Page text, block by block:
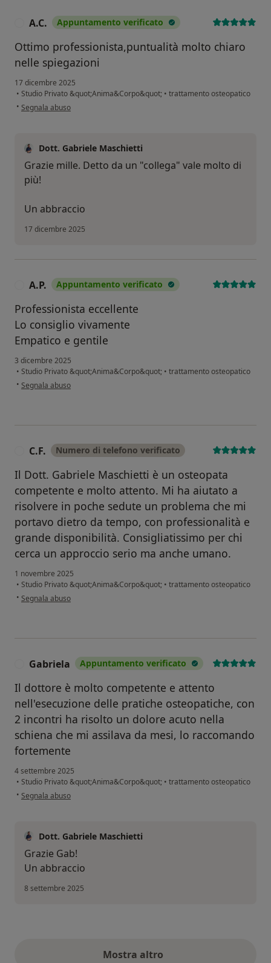
A.C. Appuntamento verificato
Ottimo professionista,puntualità molto chiaro
nelle spiegazioni
17 dicembre 2025
• Studio Privato &quot;Anima&Corpo&quot; • trattamento osteopatico
• secondo l'opinione dell'utente A.C.
Segnala abuso
Dott. Gabriele Maschietti
Grazie mille. Detto da un "collega" vale molto di
più!
Un abbraccio
17 dicembre 2025
A.P. Appuntamento verificato
Professionista eccellente
Lo consiglio vivamente
Empatico e gentile
3 dicembre 2025
• Studio Privato &quot;Anima&Corpo&quot; • trattamento osteopatico
• secondo l'opinione dell'utente A.P.
Segnala abuso
C.F. Numero di telefono verificato
Il Dott. Gabriele Maschietti è un osteopata
competente e molto attento. Mi ha aiutato a
risolvere in poche sedute un problema che mi
portavo dietro da tempo, con professionalità e
grande disponibilità. Consigliatissimo per chi
cerca un approccio serio ma anche umano.
1 novembre 2025
• Studio Privato &quot;Anima&Corpo&quot; • trattamento osteopatico
• secondo l'opinione dell'utente C.F.
Segnala abuso
Gabriela Appuntamento verificato
Il dottore è molto competente e attento
nell'esecuzione delle pratiche osteopatiche, con
2 incontri ha risolto un dolore acuto nella
schiena che mi assilava da mesi, lo raccomando
fortemente
4 settembre 2025
• Studio Privato &quot;Anima&Corpo&quot; • trattamento osteopatico
• secondo l'opinione dell'utente Gabriela
Segnala abuso
Dott. Gabriele Maschietti
Grazie Gab!
Un abbraccio
8 settembre 2025
Mostra altro